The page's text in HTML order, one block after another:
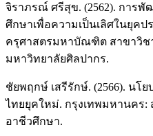
จิราภรณ์ ศรีสุข. (2562). การ
ศึกษาเพื่อความเป็นเลิศในยุคป
ครุศาสตรมหาบัณฑิต สาขาวิช
มหาวิทยาลัยศิลปากร.
ชัยพฤกษ์ เสรีรักษ์. (2566). นโ
ไทยยุคใหม่. กรุงเทพมหานคร
อาชีวศึกษา.